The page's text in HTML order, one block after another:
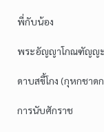
พี่กับน้อง
พระอัญญาโกณฑัญญ
ดาบสขี้โกง (กุหกชาด
การนับศักราช